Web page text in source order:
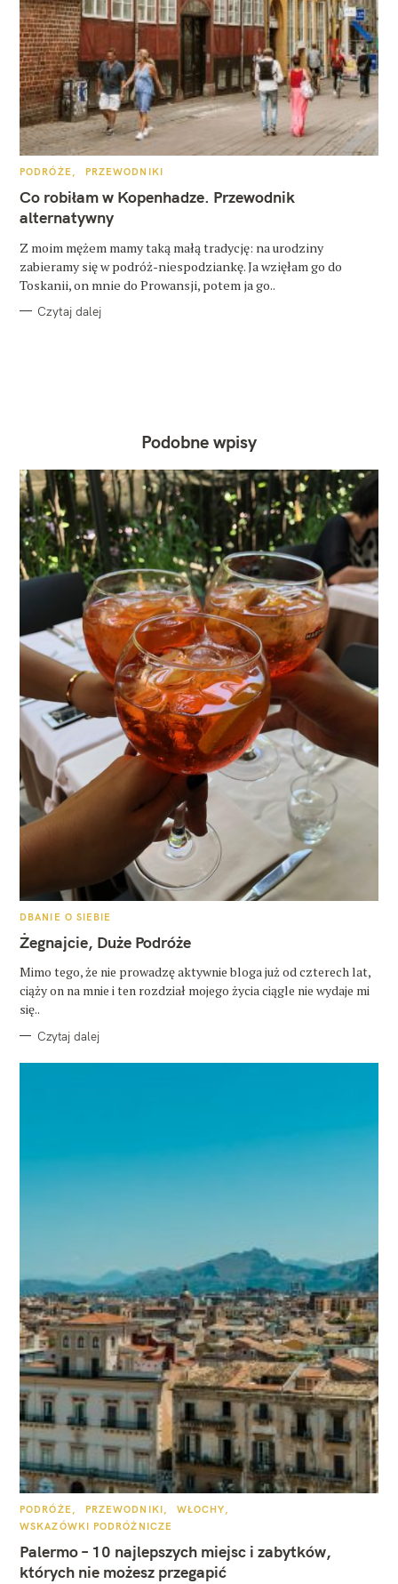
K
T
E
G
O
I
E
PODRÓŻE PRZEWODNIKI
Co robiłam w Kopenhadze. Przewodnik
alternatywny
Z moim mężem mamy taką małą tradycję: na urodziny
zabieramy się w podróż-niespodziankę. Ja wzięłam go do
Toskanii, on mnie do Prowansji, potem ja go..
Czytaj dalej
Podobne wpisy
K
T
E
O
R
I
DBANIE O SIEBIE
Żegnajcie, Duże Podróże
Mimo tego, że nie prowadzę aktywnie bloga już od czterech lat,
ciąży on na mnie i ten rozdział mojego życia ciągle nie wydaje mi
się..
Czytaj dalej
K
T
G
R
PODRÓŻE PRZEWODNIKI
WŁOCHY
WSKAZÓWKI PODRÓŻNICZE
Palermo – 10 najlepszych miejsc i zabytków,
których nie możesz przegapić